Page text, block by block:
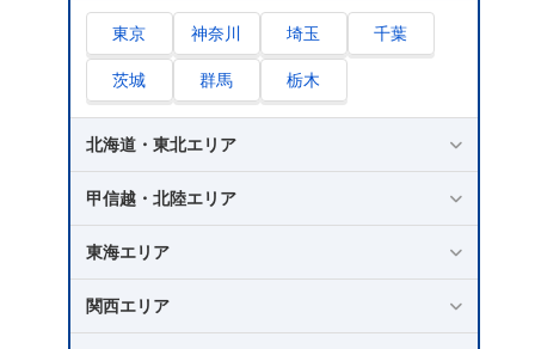
東京 神奈川 埼玉 千葉
茨城 群馬 栃木
北海道・東北エリア
甲信越・北陸エリア
東海エリア
関西エリア